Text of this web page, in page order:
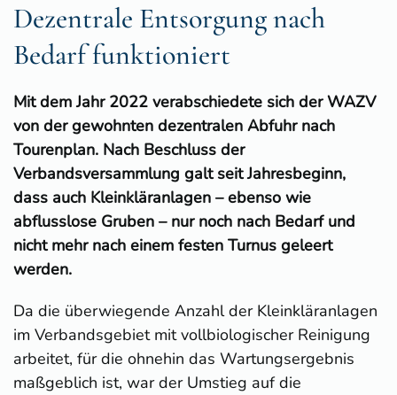
Dezentrale Entsorgung nach
Bedarf funktioniert
Mit dem Jahr 2022 verabschiedete sich der WAZV
von der gewohnten dezentralen Abfuhr nach
Tourenplan. Nach Beschluss der
Verbandsversammlung galt seit Jahresbeginn,
dass auch Kleinkläranlagen – ebenso wie
abflusslose Gruben – nur noch nach Bedarf und
nicht mehr nach einem festen Turnus geleert
werden.
Da die überwiegende Anzahl der Kleinkläranlagen
im Verbandsgebiet mit vollbiologischer Reinigung
arbeitet, für die ohnehin das Wartungsergebnis
maßgeblich ist, war der Umstieg auf die